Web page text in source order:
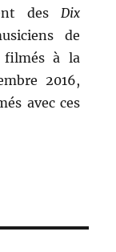
desDix
de
filmés à la
2016,
avec ces